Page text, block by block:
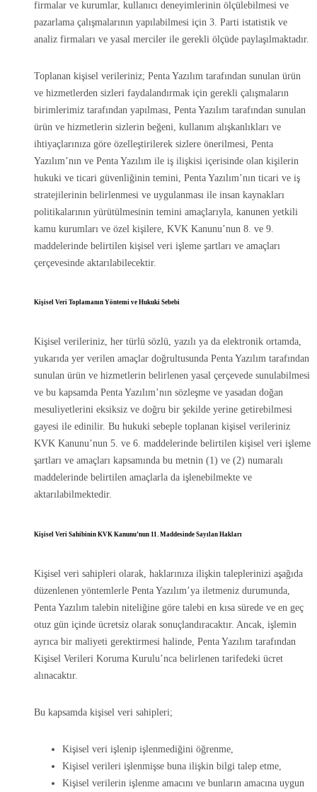
firmalar ve kurumlar, kullanıcı deneyimlerinin ölçülebilmesi ve
pazarlama çalışmalarının yapılabilmesi için 3. Parti istatistik ve
analiz firmaları ve yasal merciler ile gerekli ölçüde paylaşılmaktadır.
Toplanan kişisel verileriniz; Penta Yazılım tarafından sunulan ürün
ve hizmetlerden sizleri faydalandırmak için gerekli çalışmaların
birimlerimiz tarafından yapılması, Penta Yazılım tarafından sunulan
ürün ve hizmetlerin sizlerin beğeni, kullanım alışkanlıkları ve
ihtiyaçlarınıza göre özelleştirilerek sizlere önerilmesi, Penta
Yazılım’nın ve Penta Yazılım ile iş ilişkisi içerisinde olan kişilerin
hukuki ve ticari güvenliğinin temini, Penta Yazılım’nın ticari ve iş
stratejilerinin belirlenmesi ve uygulanması ile insan kaynakları
politikalarının yürütülmesinin temini amaçlarıyla, kanunen yetkili
kamu kurumları ve özel kişilere, KVK Kanunu’nun 8. ve 9.
maddelerinde belirtilen kişisel veri işleme şartları ve amaçları
çerçevesinde aktarılabilecektir.
Kişisel Veri Toplamanın Yöntemi ve Hukuki Sebebi
Kişisel verileriniz, her türlü sözlü, yazılı ya da elektronik ortamda,
yukarıda yer verilen amaçlar doğrultusunda Penta Yazılım tarafından
sunulan ürün ve hizmetlerin belirlenen yasal çerçevede sunulabilmesi
ve bu kapsamda Penta Yazılım’nın sözleşme ve yasadan doğan
mesuliyetlerini eksiksiz ve doğru bir şekilde yerine getirebilmesi
gayesi ile edinilir. Bu hukuki sebeple toplanan kişisel verileriniz
KVK Kanunu’nun 5. ve 6. maddelerinde belirtilen kişisel veri işleme
şartları ve amaçları kapsamında bu metnin (1) ve (2) numaralı
maddelerinde belirtilen amaçlarla da işlenebilmekte ve
aktarılabilmektedir.
Kişisel Veri Sahibinin KVK Kanunu’nun 11. Maddesinde Sayılan Hakları
Kişisel veri sahipleri olarak, haklarınıza ilişkin taleplerinizi aşağıda
düzenlenen yöntemlerle Penta Yazılım’ya iletmeniz durumunda,
Penta Yazılım talebin niteliğine göre talebi en kısa sürede ve en geç
otuz gün içinde ücretsiz olarak sonuçlandıracaktır. Ancak, işlemin
ayrıca bir maliyeti gerektirmesi halinde, Penta Yazılım tarafından
Kişisel Verileri Koruma Kurulu’nca belirlenen tarifedeki ücret
alınacaktır.
Bu kapsamda kişisel veri sahipleri;
Kişisel veri işlenip işlenmediğini öğrenme,
Kişisel verileri işlenmişse buna ilişkin bilgi talep etme,
Kişisel verilerin işlenme amacını ve bunların amacına uygun